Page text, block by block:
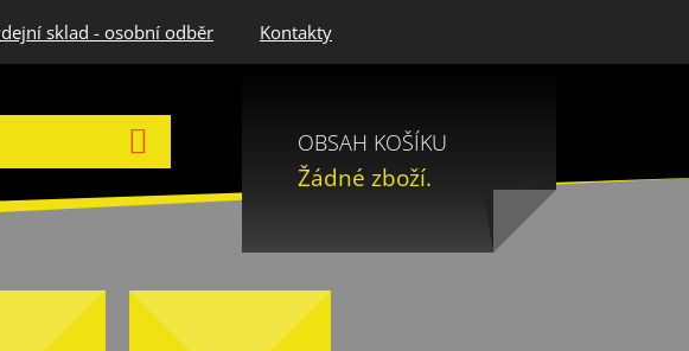
sklad - osobní odběr Kontakty
OBSAH KOŠÍKU
Žádné zboží.